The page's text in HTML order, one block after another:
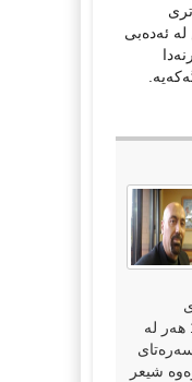
ئەدەبی
تەکنەلۆجیای لە ساڵی 1986 هەر لە
شیعر